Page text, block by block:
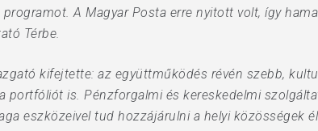
A Magyar Posta erre nyitott volt, így
Térbe.
kifejtette: az együttműködés révén szebb,
portfóliót is. Pénzforgalmi és kereskedelmi
eszközeivel tud hozzájárulni a helyi közösségek